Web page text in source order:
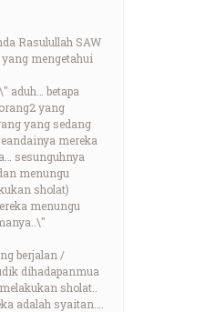
Rasulullah SAW
mengetahui
aduh… betapa
yang
yang sedang
mereka
sesunguhnya
menungu
sholat)
menungu
berjalan /
dihadapanmua
sholat..
adalah syaitan….